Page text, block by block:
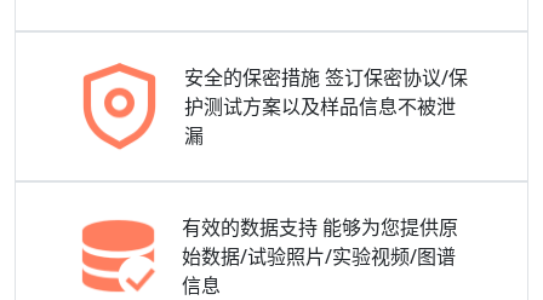
安全的保密措施 签订保密协议/保
护测试方案以及样品信息不被泄
漏
有效的数据支持 能够为您提供原
始数据/试验照片/实验视频/图谱
信息